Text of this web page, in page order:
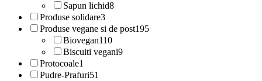
Sapun lichid8
Produse solidare3
Produse vegane si de post195
Biovegan110
Biscuiti vegani9
Protocoale1
Pudre-Prafuri51